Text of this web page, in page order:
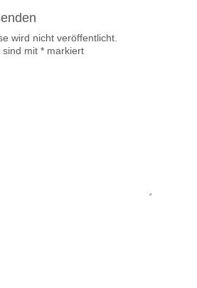
wird nicht veröffentlicht.
sind mit *markiert